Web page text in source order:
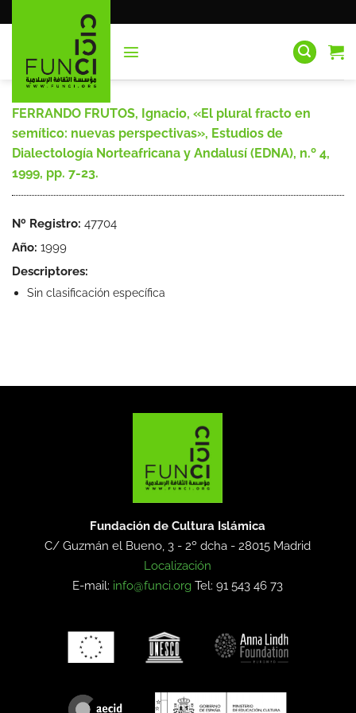
al
FERRANDO FRUTOS, Ignacio, «El plural fracto en
semítico: nuevas perspectivas», Estudios de
Dialectología Norteafricana y Andalusí (EDNA), n.º 4,
1999, pp. 7-23.
Nº Registro: 47704
Año: 1999
Descriptores:
Sin clasificación específica
Fundación de Cultura Islámica
C/ Guzmán el Bueno, 3 - 2º dcha -28015 Madrid
Localización
E-mail: info@funci.org Tel: 91 543 46 73